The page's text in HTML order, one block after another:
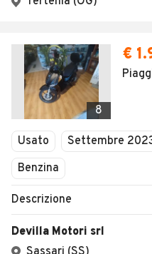
8
€
Usato Settembre
Benzina
Descrizione
Devilla Motori srl